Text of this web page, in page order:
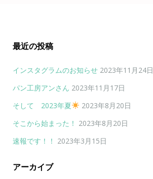
最近の投稿
インスタグラムのお知らせ 2023年11月24日
パン工房アンさん 2023年11月17日
そして 2023年夏
2023年8月20日
そこから始まった！ 2023年8月20日
速報です！！ 2023年3月15日
アーカイブ